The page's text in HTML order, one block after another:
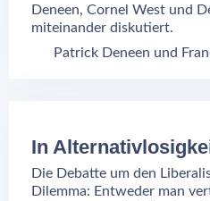
Deneen, Cornel West und
miteinander diskutiert.
Patrick Deneen
In
Die Debatte um den
Dilemma: Entweder man